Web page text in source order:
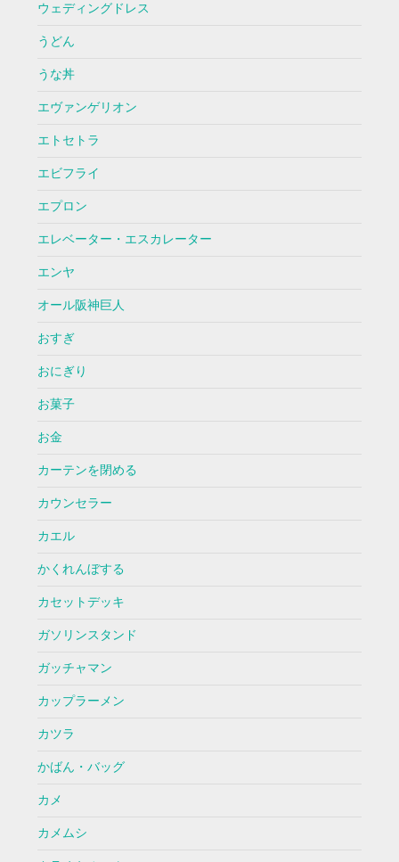
ウェディングドレス
うどん
うな丼
エヴァンゲリオン
エトセトラ
エビフライ
エプロン
エレベーター・エスカレーター
エンヤ
オール阪神巨人
おすぎ
おにぎり
お菓子
お金
カーテンを閉める
カウンセラー
カエル
かくれんぼする
カセットデッキ
ガソリンスタンド
ガッチャマン
カップラーメン
カツラ
かばん・バッグ
カメ
カメムシ